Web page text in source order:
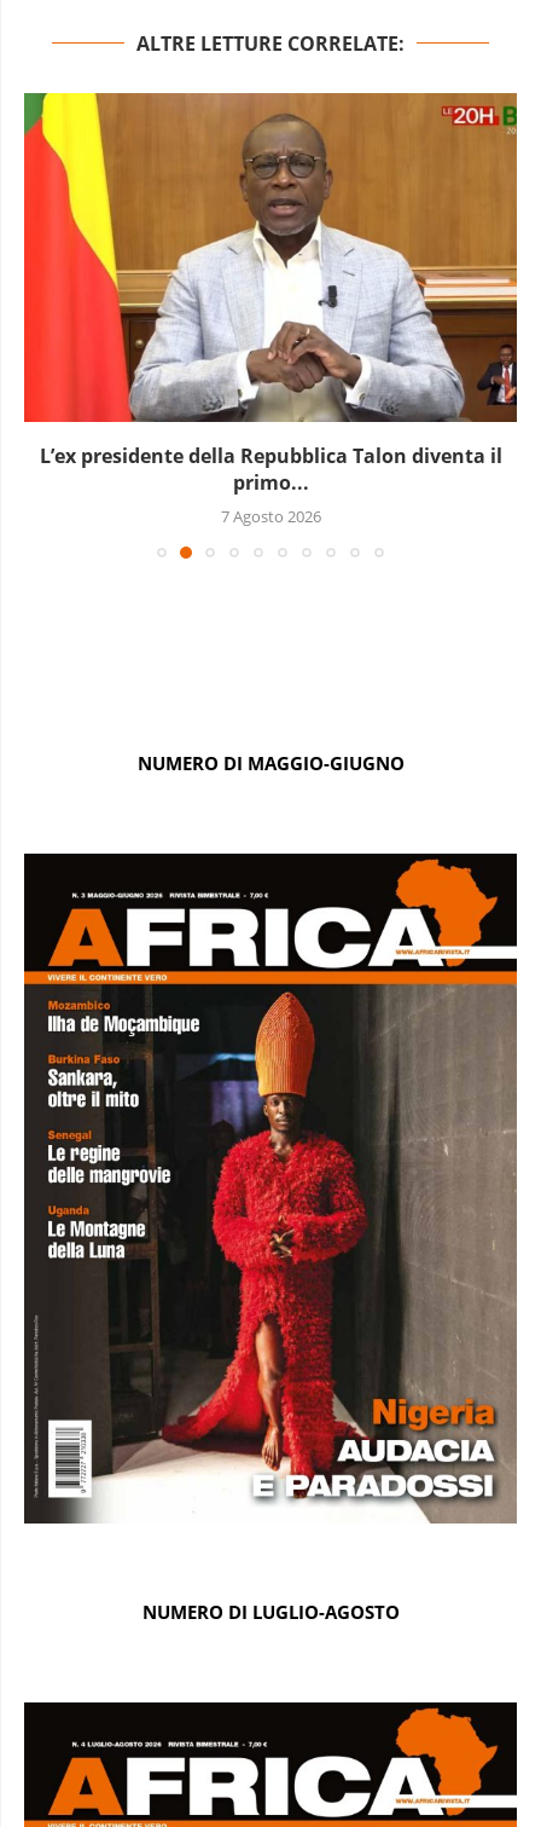
ALTRE LETTURE CORRELATE:
L’ex presidente della Repubblica Talon diventa il
primo...
7 Agosto 2026
NUMERO DI MAGGIO-GIUGNO
NUMERO DI LUGLIO-AGOSTO